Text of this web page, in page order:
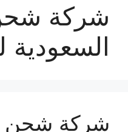
شركة
السعودية
شركة شحن